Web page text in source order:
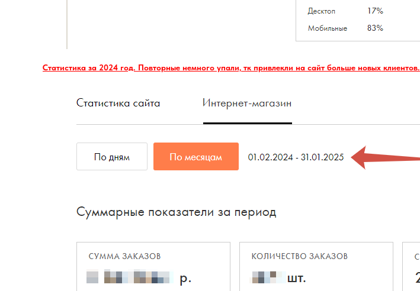
Статистика за 2024 год. Повторные немного упали, тк привлекли на сайт больше новых клиентов.